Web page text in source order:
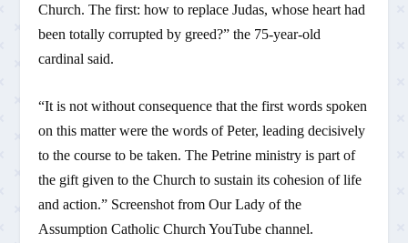
Church. The first: how to replace Judas, whose heart had
been totally corrupted by greed?” the 75-year-old
cardinal said.
“It is not without consequence that the first words spoken
on this matter were the words of Peter, leading decisively
to the course to be taken. The Petrine ministry is part of
the gift given to the Church to sustain its cohesion of life
and action.” Screenshot from Our Lady of the
Assumption Catholic Church YouTube channel.